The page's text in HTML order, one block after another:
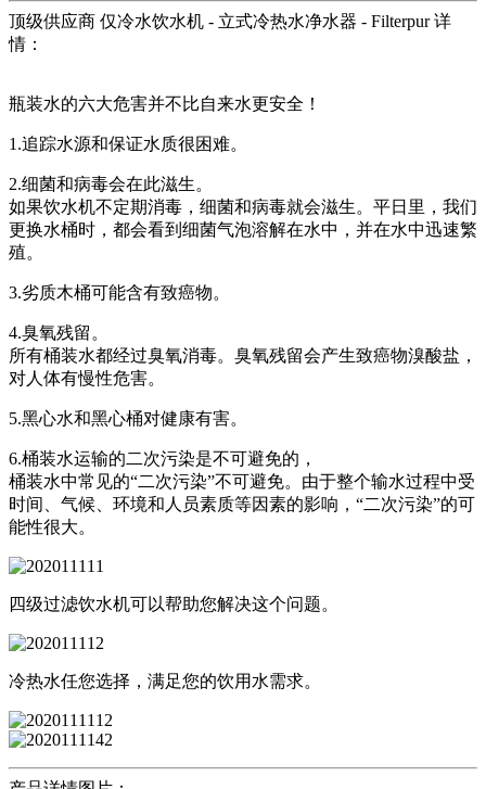
顶级供应商 仅冷水饮水机 - 立式冷热水净水器 - Filterpur 详
情：
瓶装水的六大危害并不比自来水更安全！
1.追踪水源和保证水质很困难。
2.细菌和病毒会在此滋生。
如果饮水机不定期消毒，细菌和病毒就会滋生。平日里，我们
更换水桶时，都会看到细菌气泡溶解在水中，并在水中迅速繁
殖。
3.劣质木桶可能含有致癌物。
4.臭氧残留。
所有桶装水都经过臭氧消毒。臭氧残留会产生致癌物溴酸盐，
对人体有慢性危害。
5.黑心水和黑心桶对健康有害。
6.桶装水运输的二次污染是不可避免的，
桶装水中常见的“二次污染”不可避免。由于整个输水过程中受
时间、气候、环境和人员素质等因素的影响，“二次污染”的可
能性很大。
四级过滤饮水机可以帮助您解决这个问题。
冷热水任您选择，满足您的饮用水需求。